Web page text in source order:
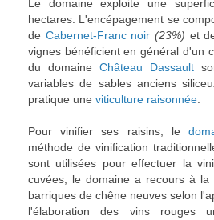
Le domaine exploite une
hectares. L'encépagement se
de Cabernet-Franc noir (23%) et
vignes bénéficient en général d'un
du domaine Château Dassault
variables de sables anciens
pratique une viticulture raisonnée
Pour vinifier ses raisins, le
méthode de vinification
sont utilisées pour effectuer la
cuvées, le domaine a recours à la
barriques de chêne neuves selon
l'élaboration des vins rouges